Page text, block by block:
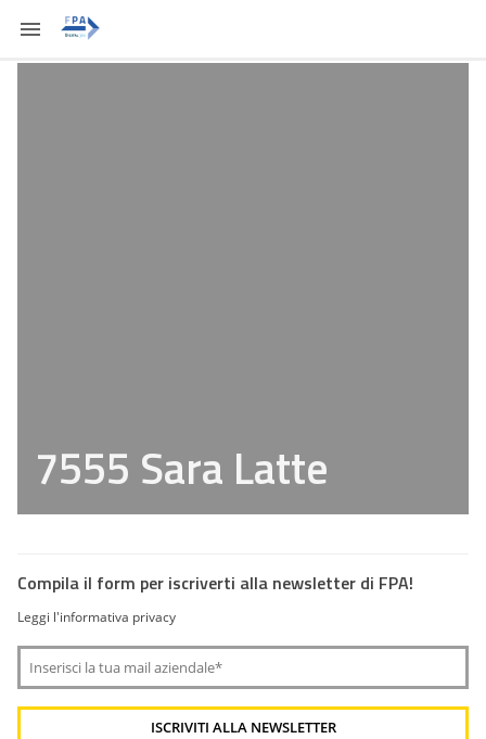
7555 Sara Latte
Compila il form per iscriverti alla newsletter di FPA!
Leggi l'informativa privacy